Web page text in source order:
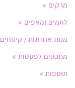
מרקים
לחמים ומאפים
מנות אחרונות / קינוחים
מתכונים לפסטות
תוספות